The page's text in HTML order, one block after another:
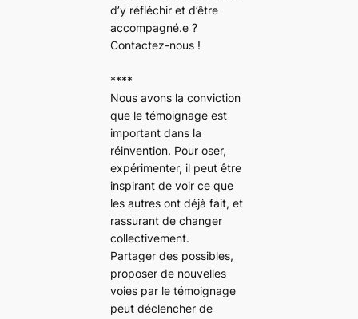
d’y réfléchir et d’être
accompagné.e ?
Contactez-nous !
****
Nous avons la conviction
que le témoignage est
important dans la
réinvention. Pour oser,
expérimenter, il peut être
inspirant de voir ce que
les autres ont déjà fait, et
rassurant de changer
collectivement.
Partager des possibles,
proposer de nouvelles
voies par le témoignage
peut déclencher de